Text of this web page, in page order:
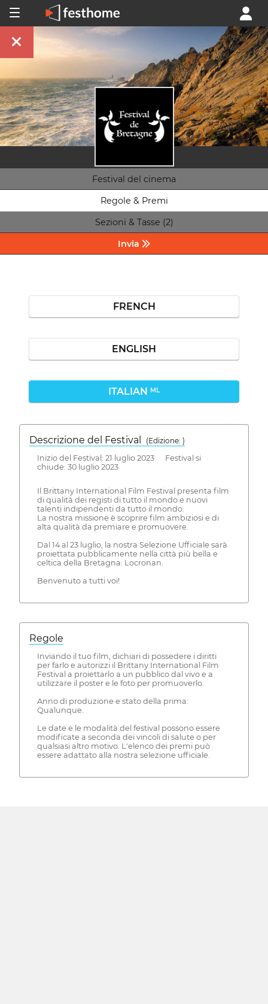
Festival del cinema
Regole & Premi
Sezioni & Tasse (2)
Invia
FRENCH
ENGLISH
ITALIAN ML
Descrizione del Festival
( Edizione: )
Inizio del Festival: 21 luglio 2023 Festival si
chiude: 30 luglio 2023
Il Brittany International Film Festival presenta film
di qualità dei registi di tutto il mondo e nuovi
talenti indipendenti da tutto il mondo.
La nostra missione è scoprire film ambiziosi e di
alta qualità da premiare e promuovere.
Dal 14 al 23 luglio, la nostra Selezione Ufficiale sarà
proiettata pubblicamente nella città più bella e
celtica della Bretagna: Locronan.
Benvenuto a tutti voi!
Regole
Inviando il tuo film, dichiari di possedere i diritti
per farlo e autorizzi il Brittany International Film
Festival a proiettarlo a un pubblico dal vivo e a
utilizzare il poster e le foto per promuoverlo.
Anno di produzione e stato della prima:
Qualunque.
Le date e le modalità del festival possono essere
modificate a seconda dei vincoli di salute o per
qualsiasi altro motivo. L'elenco dei premi può
essere adattato alla nostra selezione ufficiale.